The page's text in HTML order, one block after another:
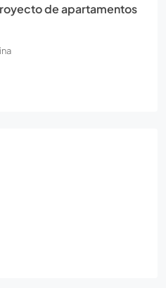
de apartamentos